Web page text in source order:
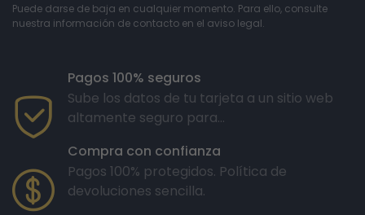
Puede darse de baja en cualquier momento. Para ello, consulte
nuestra información de contacto en el aviso legal.
Pagos 100% seguros
Sube los datos de tu tarjeta a un sitio web
altamente seguro para...
Compra con confianza
Pagos 100% protegidos. Política de
devoluciones sencilla.